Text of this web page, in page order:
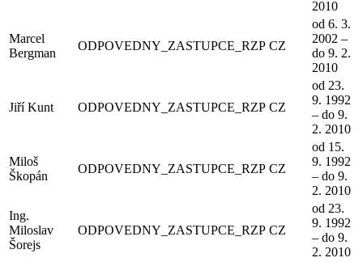
2010
Marcel
Bergman
ODPOVEDNY_ZASTUPCE_RZP CZ
od 6. 3.
2002 –
do 9. 2.
2010
Jiří Kunt ODPOVEDNY_ZASTUPCE_RZP CZ
od 23.
9. 1992
– do 9.
2. 2010
Miloš
Škopán
ODPOVEDNY_ZASTUPCE_RZP CZ
od 15.
9. 1992
– do 9.
2. 2010
Ing.
Miloslav
Šorejs
ODPOVEDNY_ZASTUPCE_RZP CZ
od 23.
9. 1992
– do 9.
2. 2010